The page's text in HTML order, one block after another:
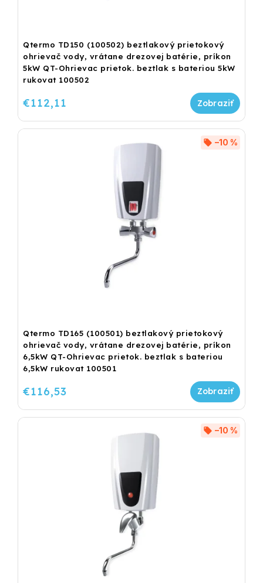
Qtermo TD150 (100502) beztlakový prietokový
ohrievač vody, vrátane drezovej batérie, príkon
5kW QT-Ohrievac prietok. beztlak s bateriou 5kW
rukovat 100502
€112,11
Qtermo TD165 (100501) beztlakový prietokový
ohrievač vody, vrátane drezovej batérie, príkon
6,5kW QT-Ohrievac prietok. beztlak s bateriou
6,5kW rukovat 100501
–10 %
€116,53
–10 %